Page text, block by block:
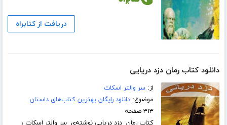
دریافت از کتابراه
دانلود کتاب رمان دزد دریایی
از:سر والتر اسکات
موضوع:دانلود رایگان بهترین کتاب‌های داستان
۳۱۳ صفحه
کتاب رمان دزد دریایی نوشته‌ی سر والتر اسکات ،